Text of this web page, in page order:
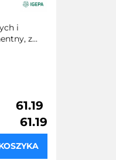
i
z...
61.19
61.19